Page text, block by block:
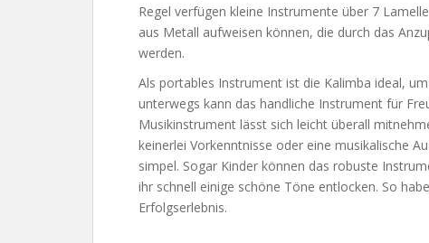
Regel verfügen kleine Instrumente über 7
aus Metall aufweisen können, die durch das
werden.
Als portables Instrument ist die Kalimba ideal,
unterwegs kann das handliche Instrument für
Musikinstrument lässt sich leicht überall
keinerlei Vorkenntnisse oder eine musikalische
simpel. Sogar Kinder können das robuste
ihr schnell einige schöne Töne entlocken. So
Erfolgserlebnis.